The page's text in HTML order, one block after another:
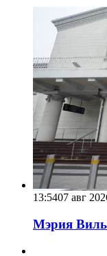
13:5407 авг
Мэрия